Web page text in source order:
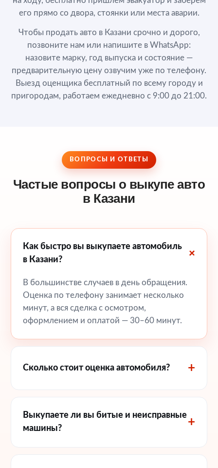
его прямо со двора, стоянки или места аварии.
Чтобы продать авто в Казани срочно и дорого,
позвоните нам или напишите в WhatsApp:
назовите марку, год выпуска и состояние —
предварительную цену озвучим уже по телефону.
Выезд оценщика бесплатный по всему городу и
пригородам, работаем ежедневно с 9:00 до 21:00.
ВОПРОСЫ И ОТВЕТЫ
Частые вопросы о выкупе авто
в Казани
Как быстро вы выкупаете автомобиль
в Казани?
В большинстве случаев в день обращения.
Оценка по телефону занимает несколько
минут, а вся сделка с осмотром,
оформлением и оплатой — 30–60 минут.
Сколько стоит оценка автомобиля?
Выкупаете ли вы битые и неисправные
машины?